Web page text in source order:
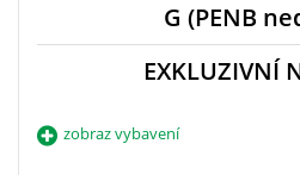
G (PENB
EXKLUZIVNÍ
zobraz vybavení